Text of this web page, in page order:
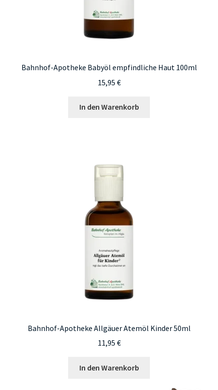
Bahnhof-Apotheke Babyöl empfindliche Haut 100ml
15,95 €
In den Warenkorb
Bahnhof-Apotheke Allgäuer Atemöl Kinder 50ml
11,95 €
In den Warenkorb